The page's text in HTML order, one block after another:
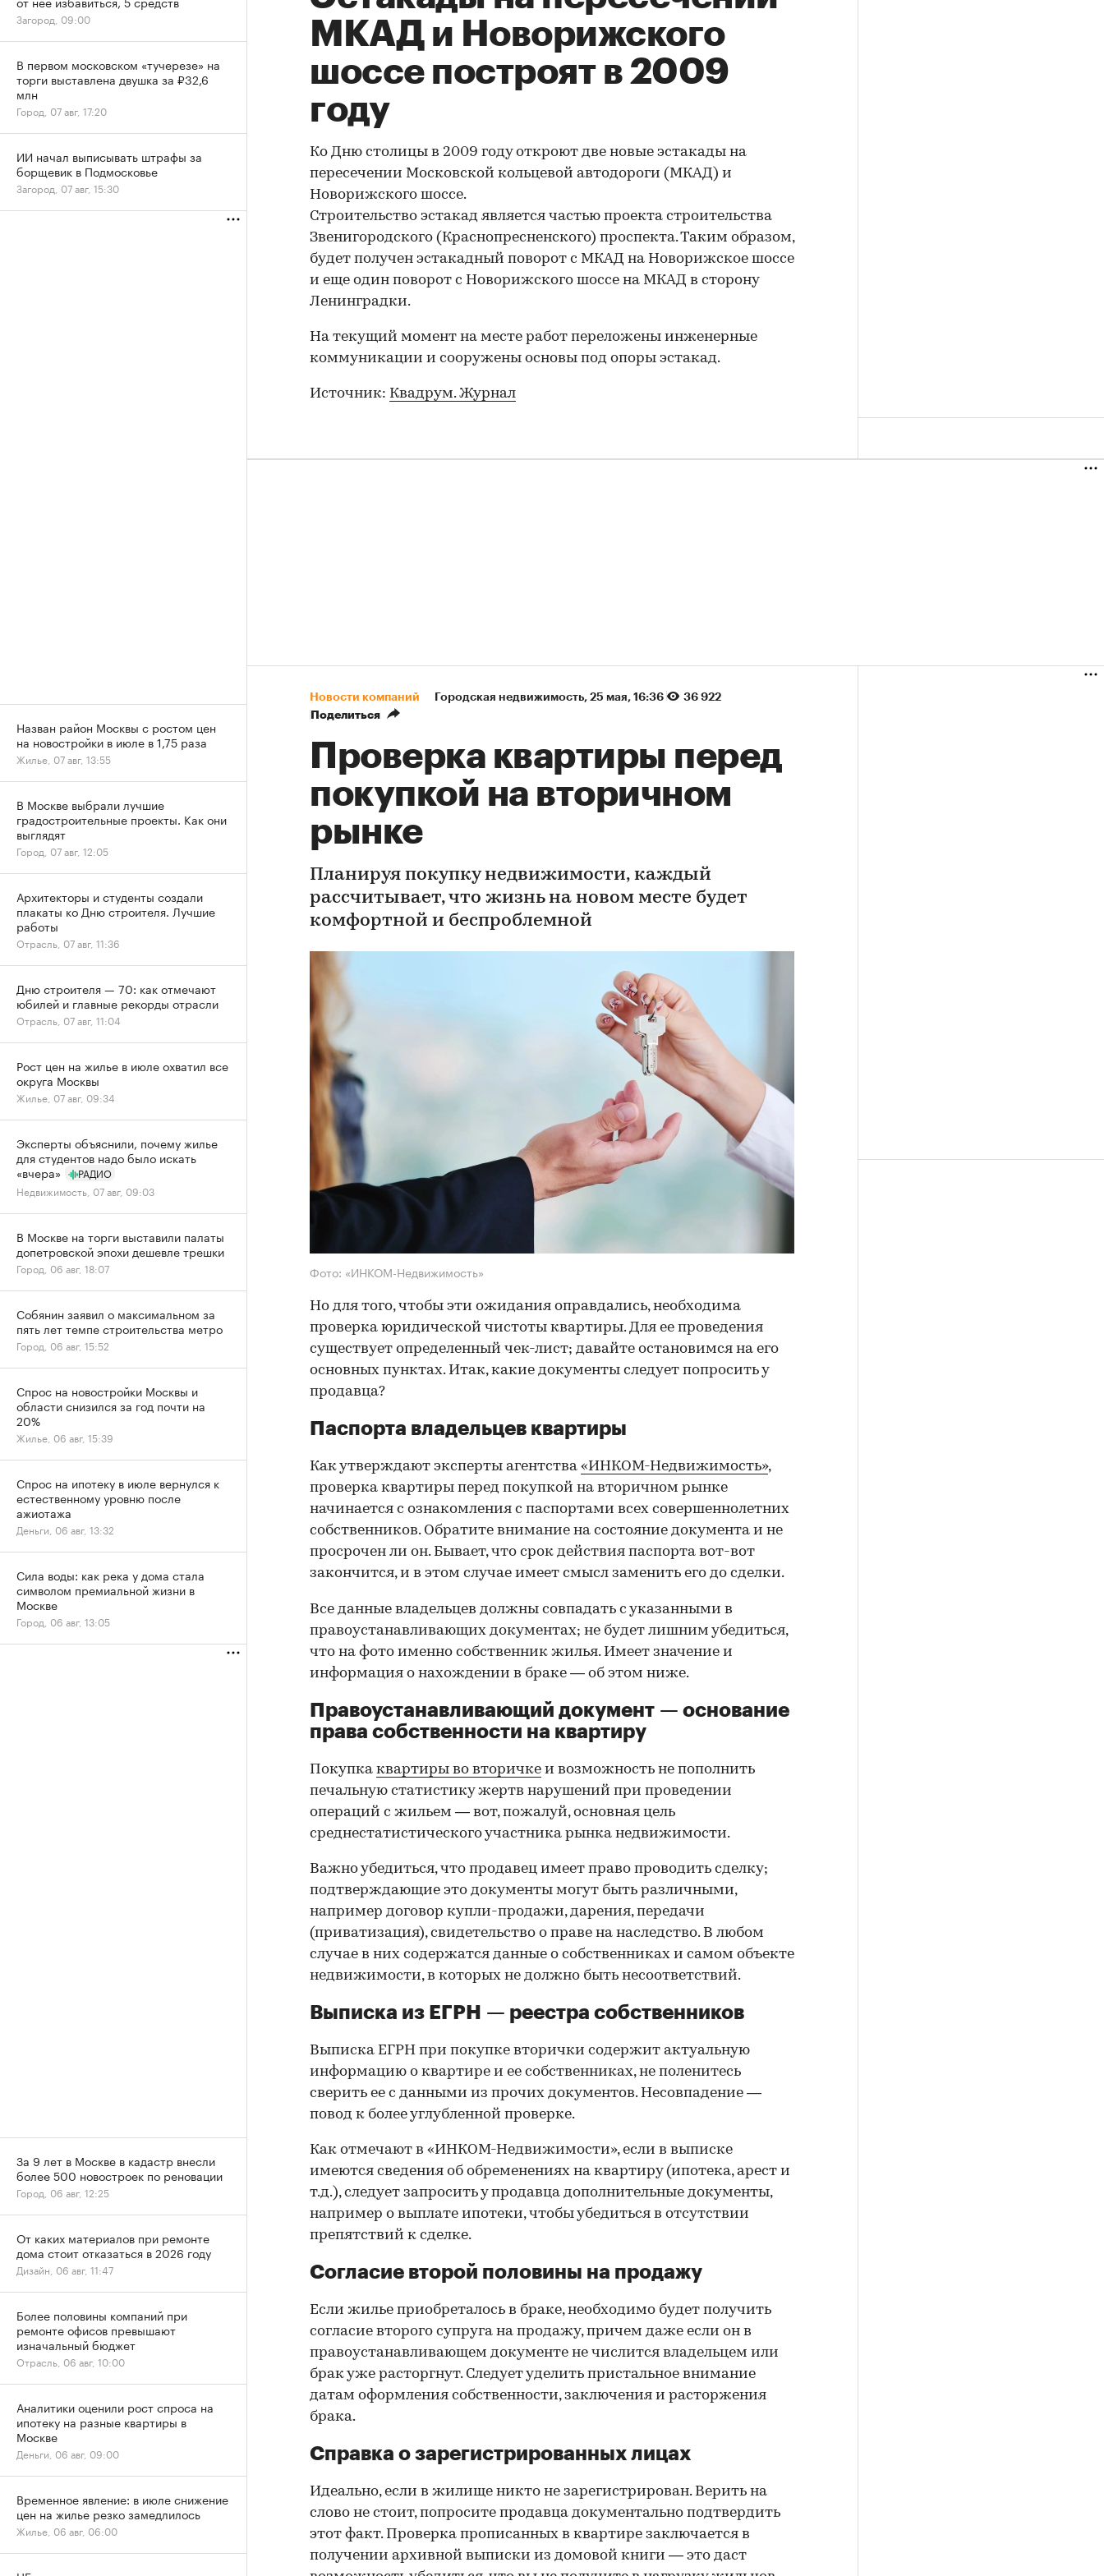
МКАД и Новорижского
шоссе построят в 2009
году
Ко Дню столицы в 2009 году откроют две новые эстакады на
пересечении Московской кольцевой автодороги (МКАД) и
Новорижского шоссе.
Строительство эстакад является частью проекта строительства
Звенигородского (Краснопресненского) проспекта. Таким образом,
будет получен эстакадный поворот с МКАД на Новорижское шоссе
и еще один поворот с Новорижского шоссе на МКАД в сторону
Ленинградки.
На текущий момент на месте работ переложены инженерные
коммуникации и сооружены основы под опоры эстакад.
Источник: Квадрум. Журнал
Новости компаний Городская недвижимость⁠, 25 мая, 16:36
36 922
Поделиться
Проверка квартиры перед
покупкой на вторичном
рынке
Планируя покупку недвижимости, каждый
рассчитывает, что жизнь на новом месте будет
комфортной и беспроблемной
Фото: «ИНКОМ-Недвижимость»
Но для того, чтобы эти ожидания оправдались, необходима
проверка юридической чистоты квартиры. Для ее проведения
существует определенный чек-лист; давайте остановимся на его
основных пунктах. Итак, какие документы следует попросить у
продавца?
Паспорта владельцев квартиры
Как утверждают эксперты агентства «ИНКОМ-Недвижимость»,
проверка квартиры перед покупкой на вторичном рынке
начинается с ознакомления с паспортами всех совершеннолетних
собственников. Обратите внимание на состояние документа и не
просрочен ли он. Бывает, что срок действия паспорта вот-вот
закончится, и в этом случае имеет смысл заменить его до сделки.
Все данные владельцев должны совпадать с указанными в
правоустанавливающих документах; не будет лишним убедиться,
что на фото именно собственник жилья. Имеет значение и
информация о нахождении в браке — об этом ниже.
Правоустанавливающий документ — основание
права собственности на квартиру
Покупка квартиры во вторичке и возможность не пополнить
печальную статистику жертв нарушений при проведении
операций с жильем — вот, пожалуй, основная цель
среднестатистического участника рынка недвижимости.
Важно убедиться, что продавец имеет право проводить сделку;
подтверждающие это документы могут быть различными,
например договор купли-продажи, дарения, передачи
(приватизация), свидетельство о праве на наследство. В любом
случае в них содержатся данные о собственниках и самом объекте
недвижимости, в которых не должно быть несоответствий.
Выписка из ЕГРН — реестра собственников
Выписка ЕГРН при покупке вторички содержит актуальную
информацию о квартире и ее собственниках, не поленитесь
сверить ее с данными из прочих документов. Несовпадение —
повод к более углубленной проверке.
Как отмечают в «ИНКОМ-Недвижимости», если в выписке
имеются сведения об обременениях на квартиру (ипотека, арест и
т.д.), следует запросить у продавца дополнительные документы,
например о выплате ипотеки, чтобы убедиться в отсутствии
препятствий к сделке.
Согласие второй половины на продажу
Если жилье приобреталось в браке, необходимо будет получить
согласие второго супруга на продажу, причем даже если он в
правоустанавливающем документе не числится владельцем или
брак уже расторгнут. Следует уделить пристальное внимание
датам оформления собственности, заключения и расторжения
брака.
Справка о зарегистрированных лицах
Идеально, если в жилище никто не зарегистрирован. Верить на
слово не стоит, попросите продавца документально подтвердить
этот факт. Проверка прописанных в квартире заключается в
получении архивной выписки из домовой книги — это даст
Загород, 09:00
В первом московском «тучерезе» на
торги выставлена двушка за ₽32,6
млн
Город, 07 авг, 17:20
ИИ начал выписывать штрафы за
борщевик в Подмосковье
Загород, 07 авг, 15:30
Назван район Москвы с ростом цен
на новостройки в июле в 1,75 раза
Жилье, 07 авг, 13:55
В Москве выбрали лучшие
градостроительные проекты. Как они
выглядят
Город, 07 авг, 12:05
Архитекторы и студенты создали
плакаты ко Дню строителя. Лучшие
работы
Отрасль, 07 авг, 11:36
Дню строителя — 70: как отмечают
юбилей и главные рекорды отрасли
Отрасль, 07 авг, 11:04
Рост цен на жилье в июле охватил все
округа Москвы
Жилье, 07 авг, 09:34
Эксперты объяснили, почему жилье
для студентов надо было искать
«вчера»
РАДИО
Недвижимость, 07 авг, 09:03
В Москве на торги выставили палаты
допетровской эпохи дешевле трешки
Город, 06 авг, 18:07
Собянин заявил о максимальном за
пять лет темпе строительства метро
Город, 06 авг, 15:52
Спрос на новостройки Москвы и
области снизился за год почти на
20%
Жилье, 06 авг, 15:39
Спрос на ипотеку в июле вернулся к
естественному уровню после
ажиотажа
Деньги, 06 авг, 13:32
Сила воды: как река у дома стала
символом премиальной жизни в
Москве
Город, 06 авг, 13:05
За 9 лет в Москве в кадастр внесли
более 500 новостроек по реновации
Город, 06 авг, 12:25
От каких материалов при ремонте
дома стоит отказаться в 2026 году
Дизайн, 06 авг, 11:47
Более половины компаний при
ремонте офисов превышают
изначальный бюджет
Отрасль, 06 авг, 10:00
Аналитики оценили рост спроса на
ипотеку на разные квартиры в
Москве
Деньги, 06 авг, 09:00
Временное явление: в июле снижение
цен на жилье резко замедлилось
Жилье, 06 авг, 06:00